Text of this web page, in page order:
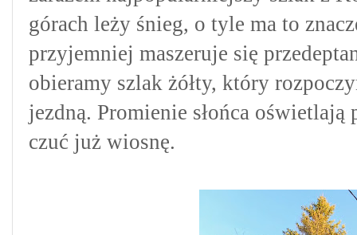
górach leży śnieg, o tyle ma to
przyjemniej maszeruje się
obieramy szlak żółty, który
jezdną. Promienie słońca
czuć już wiosnę.